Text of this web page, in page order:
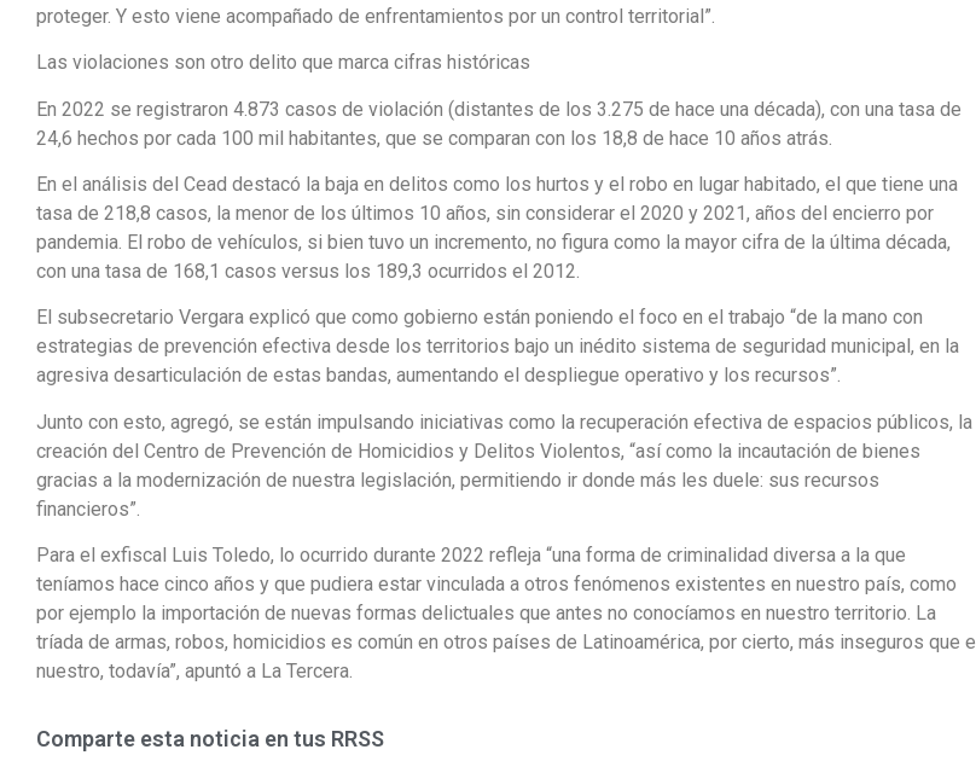
proteger. Y esto viene acompañado de enfrentamientos por un control territorial”.
Las violaciones son otro delito que marca cifras históricas
En 2022 se registraron 4.873 casos de violación (distantes de los 3.275 de hace una década), con una tasa de
24,6 hechos por cada 100 mil habitantes, que se comparan con los 18,8 de hace 10 años atrás.
En el análisis del Cead destacó la baja en delitos como los hurtos y el robo en lugar habitado, el que tiene una
tasa de 218,8 casos, la menor de los últimos 10 años, sin considerar el 2020 y 2021, años del encierro por
pandemia. El robo de vehículos, si bien tuvo un incremento, no figura como la mayor cifra de la última década,
con una tasa de 168,1 casos versus los 189,3 ocurridos el 2012.
El subsecretario Vergara explicó que como gobierno están poniendo el foco en el trabajo “de la mano con
estrategias de prevención efectiva desde los territorios bajo un inédito sistema de seguridad municipal, en la
agresiva desarticulación de estas bandas, aumentando el despliegue operativo y los recursos”.
Junto con esto, agregó, se están impulsando iniciativas como la recuperación efectiva de espacios públicos, la
creación del Centro de Prevención de Homicidios y Delitos Violentos, “así como la incautación de bienes
gracias a la modernización de nuestra legislación, permitiendo ir donde más les duele: sus recursos
financieros”.
Para el exfiscal Luis Toledo, lo ocurrido durante 2022 refleja “una forma de criminalidad diversa a la que
teníamos hace cinco años y que pudiera estar vinculada a otros fenómenos existentes en nuestro país, como
por ejemplo la importación de nuevas formas delictuales que antes no conocíamos en nuestro territorio. La
tríada de armas, robos, homicidios es común en otros países de Latinoamérica, por cierto, más inseguros que el
nuestro, todavía”, apuntó a La Tercera.
Comparte esta noticia en tus RRSS